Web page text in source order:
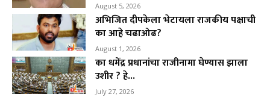
August 5, 2026
अभिजित दीपकेला भेटायला राजकीय पक्षाची
का आहे चढाओढ?
August 1, 2026
का धमेंद्र प्रधानांचा राजीनामा घेण्यास झाला
उशीर ? हे...
July 27, 2026